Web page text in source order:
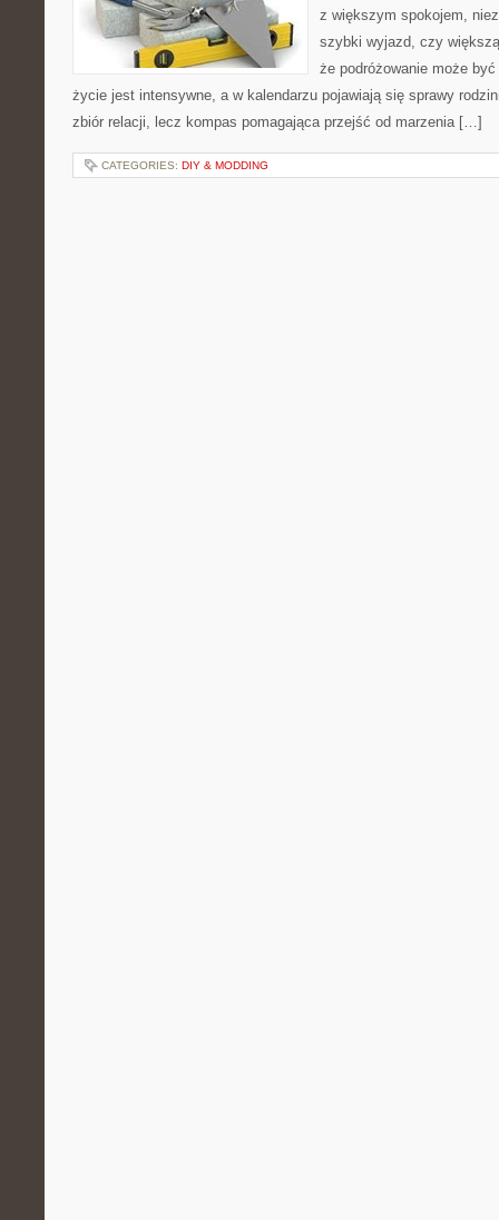
z większym spokojem,
szybki wyjazd, czy
że podróżowanie może
życie jest intensywne, a w kalendarzu pojawiają się sprawy
zbiór relacji, lecz kompas pomagająca przejść od marzenia […]
CATEGORIES: DIY & MODDING